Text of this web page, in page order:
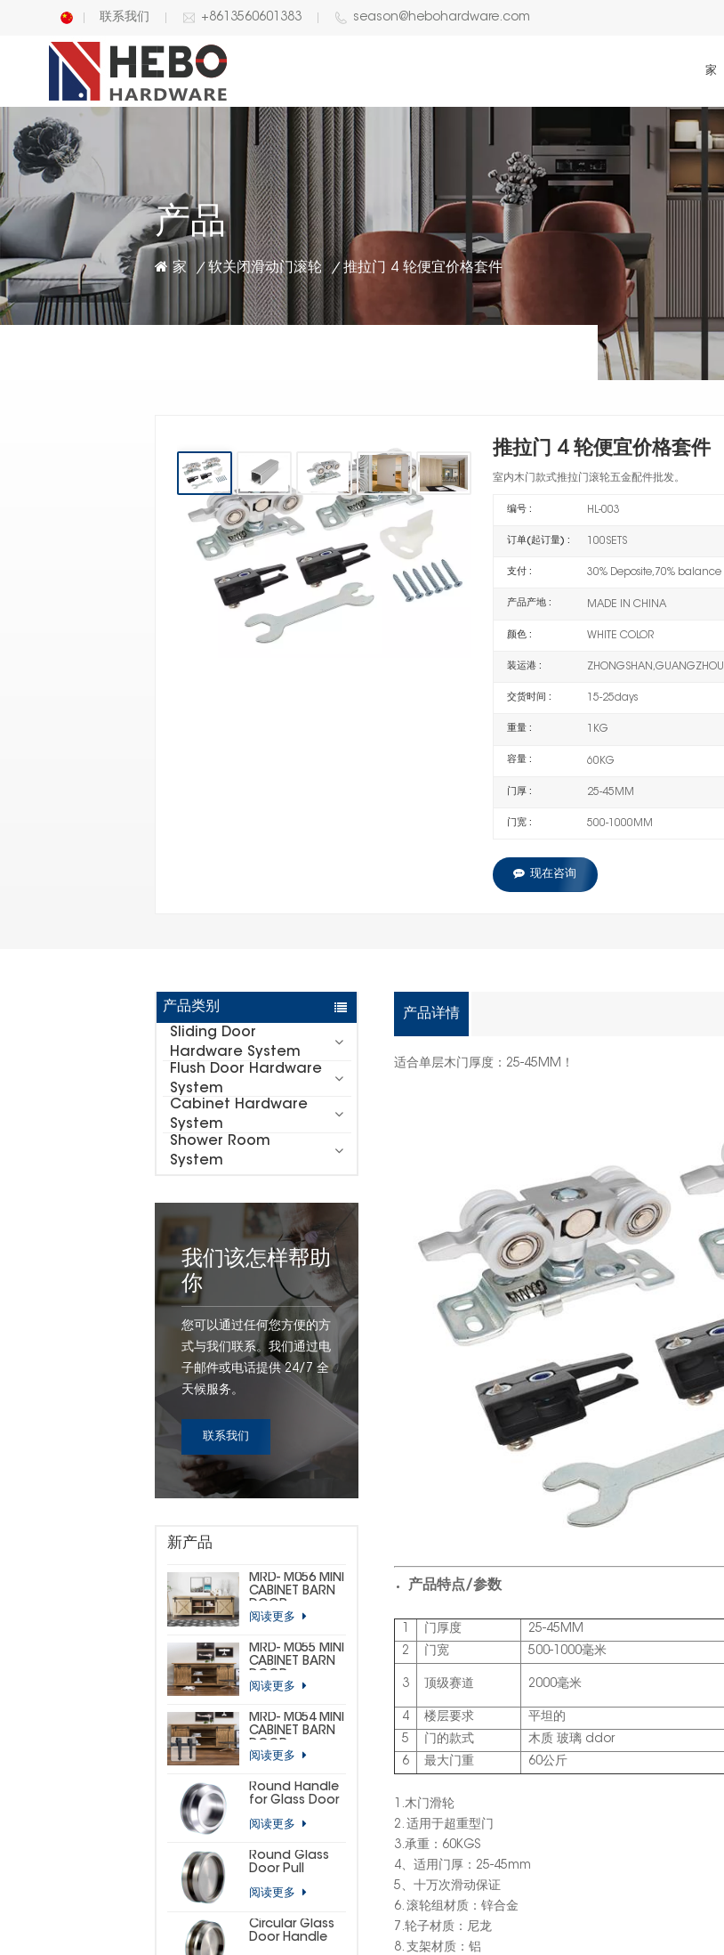
English
联系我们 +8613560601383 season@hebohardware.com
家
产品
家 / 软关闭滑动门滚轮 / 推拉门 4 轮便宜价格套件
推拉门 4 轮便宜价格套件
室内木门款式推拉门滚轮五金配件批发。
编号 : HL-003
订单(起订量) : 100SETS
支付 : 30% Deposite,70% balance
产品产地 : MADE IN CHINA
颜色 : WHITE COLOR
装运港 : ZHONGSHAN,GUANGZHOU
交货时间 : 15-25days
重量 : 1KG
容量 : 60KG
门厚 : 25-45MM
门宽 : 500-1000MM
现在咨询
产品类别
Sliding Door
Hardware System
Flush Door Hardware
System
Cabinet Hardware
System
Shower Room
System
我们该怎样帮助
你
您可以通过任何您方便的方
式与我们联系。我们通过电
子邮件或电话提供 24/7 全
天候服务。
联系我们
新产品
MRD- M056 MINI
CABINET BARN
HARDWARE KIT
阅读更多
MRD- M055 MINI
CABINET BARN
HARDWARE KIT
HORSESHOE)
阅读更多
MRD- M054 MINI
CABINET BARN
HARDWARE KIT
HORSESHOE)
阅读更多
Round Handle
for Glass Door
阅读更多
Round Glass
Door Pull
阅读更多
Circular Glass
Door Handle
产品详情
适合单层木门厚度：25-45MM！
产品特点/参数
1 门厚度
25-45MM
2
门宽 500-1000毫米
3 顶级赛道 2000毫米
4 楼层要求
平坦的
5
门的款式
木质 玻璃 ddor
6
最大门重 60公斤
1.木门滑轮
2. 适用于超重型门
3.承重：60KGS
4、适用门厚：25-45mm
5、十万次滑动保证
6. 滚轮组材质：锌合金
7.轮子材质：尼龙
8. 支架材质：铝